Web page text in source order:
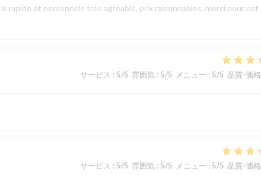
rapide et personnels très agréable, prix raisonnables..merci pour cet
サービス : 5/5 雰囲気: 5/5 メニュー : 5/5 品質-価格
サービス : 5/5 雰囲気: 5/5 メニュー : 5/5 品質-価格